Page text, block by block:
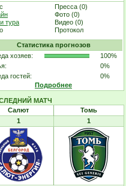
тура
Пресса (0)
Фото (0)
Видео (0)
Протокол
Статистика прогнозов
хозяев:
100%
0%
гостей:
0%
Подробнее
МАТЧ
Салют
Томь
1
1